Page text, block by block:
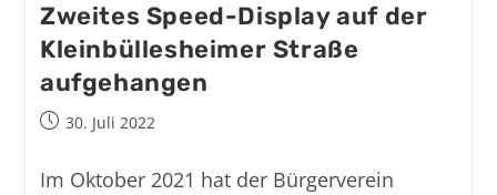
Zweites Speed-Display auf der
Kleinbüllesheimer Straße
aufgehangen
30. Juli 2022
Im Oktober 2021 hat der Bürgerverein